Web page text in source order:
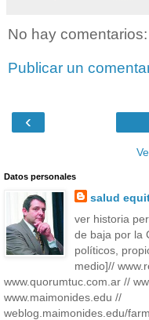
No hay comentarios:
Publicar un
‹
Datos personales
salud
ver historia
de baja por la
políticos,
medio]//
www.quorumtuc.com.ar //
www.maimonides.edu //
weblog.maimonides.edu/